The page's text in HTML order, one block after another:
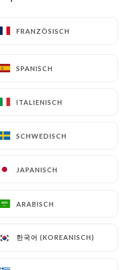
FRANZÖSISCH
SPANISCH
ITALIENISCH
SCHWEDISCH
JAPANISCH
ARABISCH
한국어 (KOREANISCH)
FRANZÖSISCH
SPANISCH
ITALIENISCH
SCHWEDISCH
JAPANISCH
ARABISCH
한국어 (KOREANISCH)